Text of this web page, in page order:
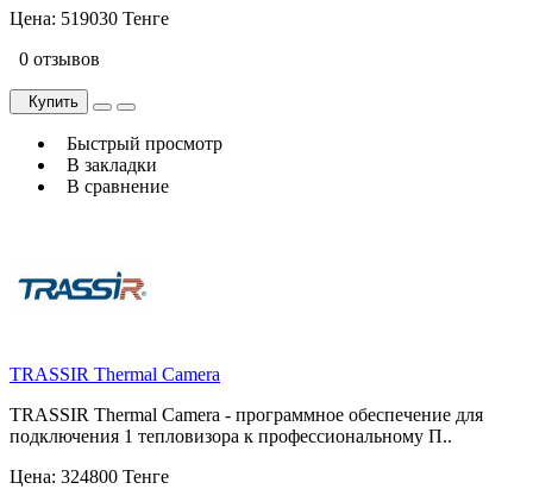
Цена: 519030 Тенге
0 отзывов
Купить
Быстрый просмотр
В закладки
В сравнение
TRASSIR Thermal Camera
TRASSIR Thermal Camera - программное обеспечение для
подключения 1 тепловизора к профессиональному П..
Цена: 324800 Тенге